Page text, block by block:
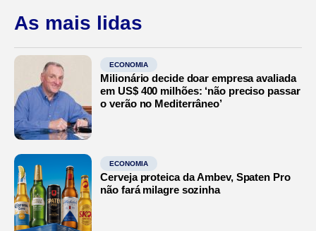
As mais lidas
ECONOMIA
Milionário decide doar empresa avaliada
em US$ 400 milhões: ‘não preciso passar
o verão no Mediterrâneo’
ECONOMIA
Cerveja proteica da Ambev, Spaten Pro
não fará milagre sozinha